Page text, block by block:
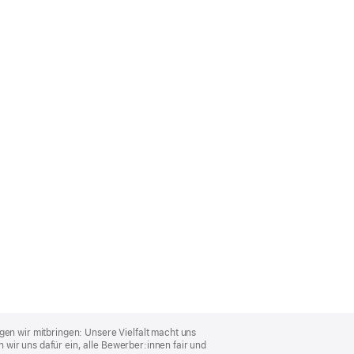
wir mitbringen: Unsere Vielfalt macht uns
wir uns dafür ein, alle Bewerber:innen fair und